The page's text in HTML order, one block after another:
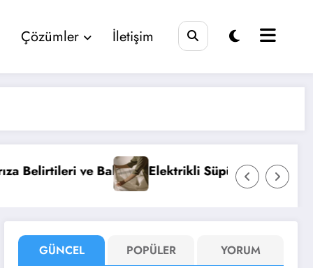
Çözümler İletişim
Elektrikli Süpürge Seçimi ve Bakımı Hakkında
GÜNCEL POPÜLER YORUM